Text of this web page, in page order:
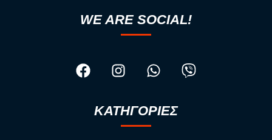
WE ARE SOCIAL!
ΚΑΤΗΓΟΡΙΕΣ